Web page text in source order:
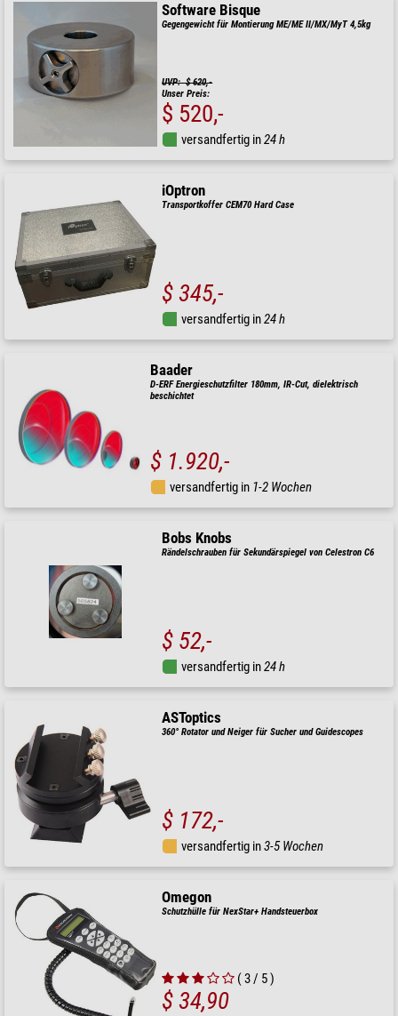
Software Bisque
Gegengewicht für Montierung ME/ME II/MX/MyT 4,5kg
UVP: $ 620,-
Unser Preis:
$ 520,-
versandfertig in24 h
iOptron
Transportkoffer CEM70 Hard Case
$ 345,-
versandfertig in24 h
Baader
D-ERF Energieschutzfilter 180mm, IR-Cut, dielektrisch
beschichtet
$ 1.920,-
versandfertig in 1-2 Wochen
Bobs Knobs
Rändelschrauben für Sekundärspiegel von Celestron C6
$ 52,-
versandfertig in24 h
ASToptics
360° Rotator und Neiger für Sucher und Guidescopes
$ 172,-
versandfertig in3-5 Wochen
Omegon
Schutzhülle für NexStar+ Handsteuerbox
( 3 / 5 )
$ 34,90